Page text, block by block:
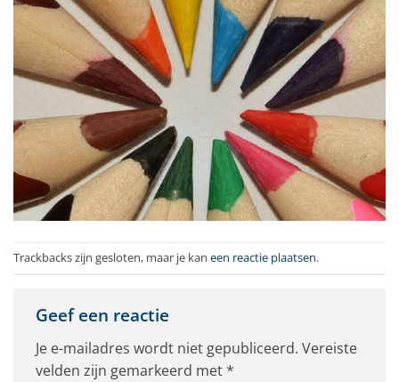
Trackbacks zijn gesloten, maar je kan een reactie plaatsen.
Geef een reactie
Je e-mailadres wordt niet gepubliceerd. Vereiste
velden zijn gemarkeerd met*